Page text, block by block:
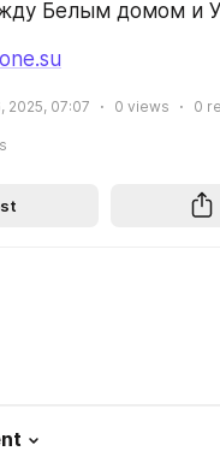
Белым домом и
2025, 07:07 0 views 0